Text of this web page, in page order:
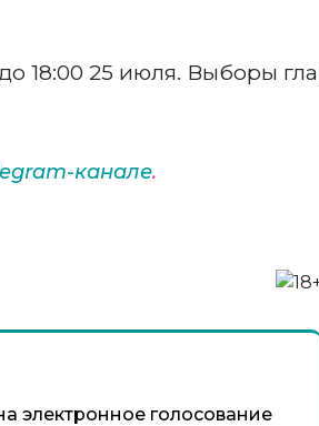
18:00 25 июля. Выборы
канале.
электронное голосование